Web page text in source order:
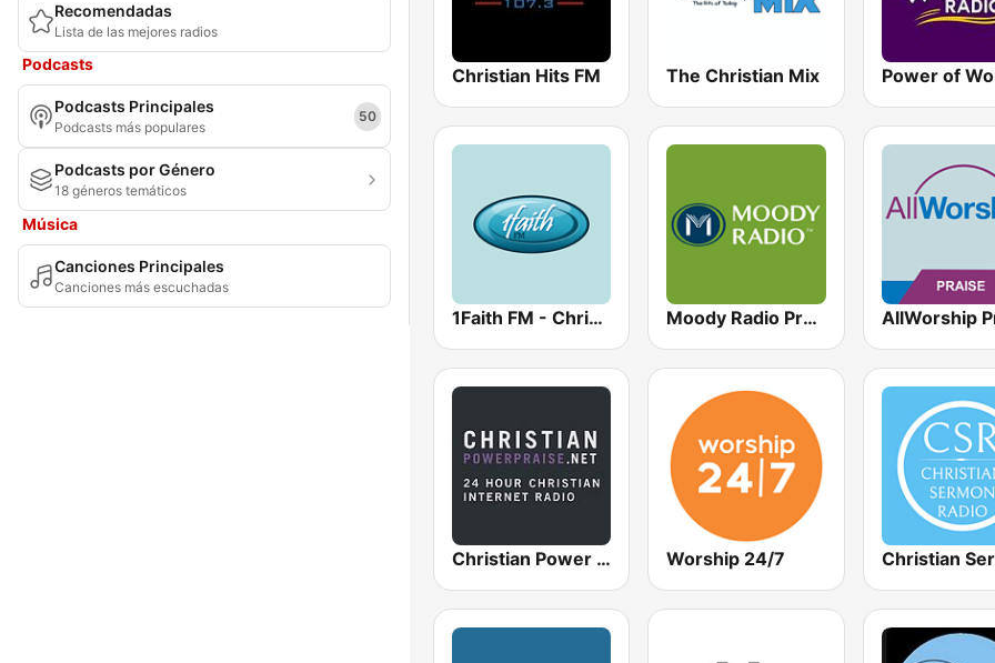
Recomendadas
Lista de las mejores radios
Podcasts
Podcasts Principales
Podcasts más populares
50
Podcasts por Género
18 géneros temáticos
Música
Canciones Principales
Canciones más escuchadas
Christian Hits FM The Christian Mix
1Faith FM - Christian Worship Moody Radio Praise & Worship
Christian Power Praise Worship 24/7